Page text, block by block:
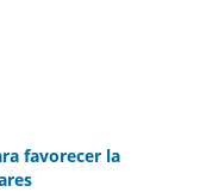
favorecer la